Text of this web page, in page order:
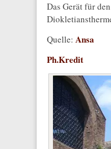
Das Gerät für
Quelle: Ansa
Ph.Kredit